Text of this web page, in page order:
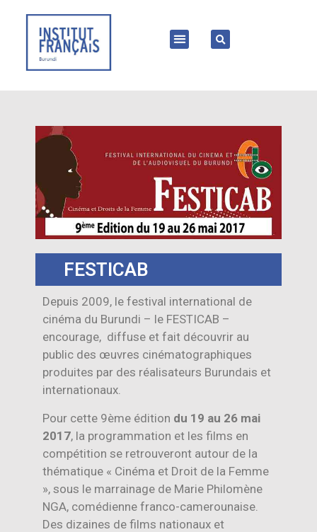
FESTICAB
Depuis 2009, le festival international de
cinéma du Burundi – le FESTICAB –
encourage, diffuse et fait découvrir au
public des œuvres cinématographiques
produites par des réalisateurs Burundais et
internationaux.
Pour cette 9ème édition du 19 au 26 mai
2017, la programmation et les films en
compétition se retrouveront autour de la
thématique « Cinéma et Droit de la Femme
», sous le marrainage de Marie Philomène
NGA, comédienne franco-camerounaise.
Des dizaines de films nationaux et